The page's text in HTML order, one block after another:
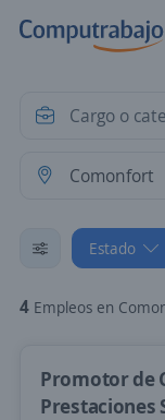
Estado
4 Empleos en
Promotor de
Prestaciones